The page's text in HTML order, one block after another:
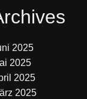
2025
2025
2025
2025